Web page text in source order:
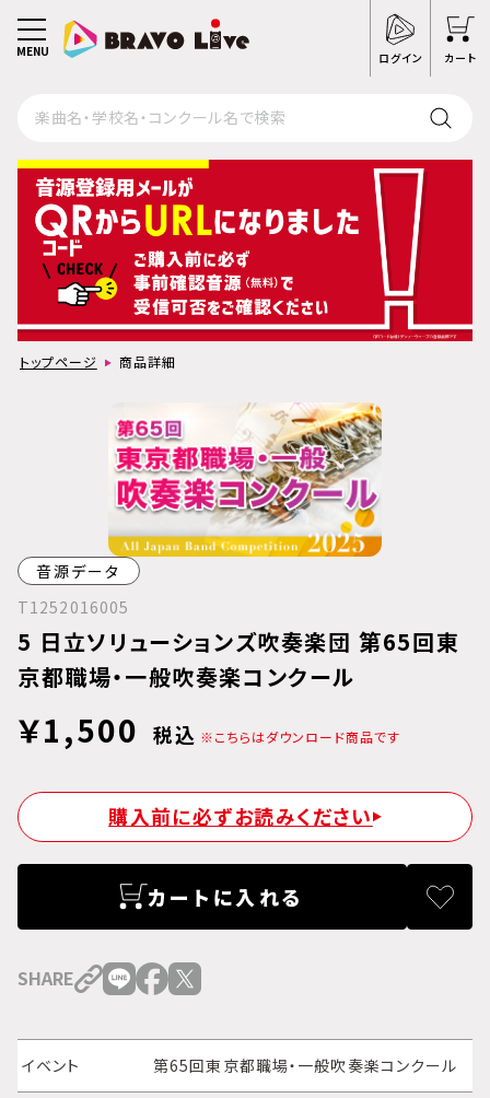
ログイン カート
MENU
トップページ 商品詳細
音源データ
T1252016005
5 日立ソリューションズ吹奏楽団 第65回東
京都職場・一般吹奏楽コンクール
￥1,500 税込 ※こちらはダウンロード商品です
購入前に必ずお読みください
カートに入れる
SHARE
イベント 第65回東京都職場・一般吹奏楽コンクール